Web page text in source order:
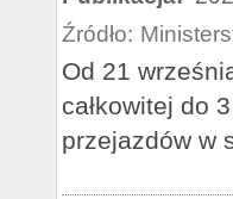
Źródło:
Od 21
całkowitej do
przejazdów w